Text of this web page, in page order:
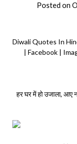
Posted on
Diwali Quotes In
| Facebook |
हर घर में हो उजाला, आए